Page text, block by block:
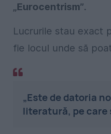
„Eurocentrism”.
Lucrurile stau exact
fie locul unde să
„Este de datoria
literatură, pe care